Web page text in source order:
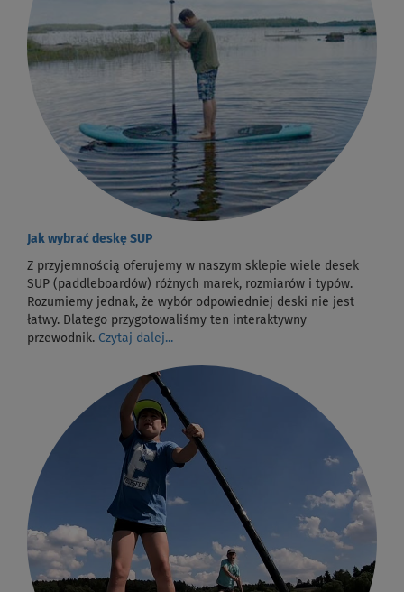
Jak wybrać deskę SUP
Z przyjemnością oferujemy w naszym sklepie wiele desek
SUP (paddleboardów) różnych marek, rozmiarów i typów.
Rozumiemy jednak, że wybór odpowiedniej deski nie jest
łatwy. Dlatego przygotowaliśmy ten interaktywny
przewodnik. Czytaj dalej...